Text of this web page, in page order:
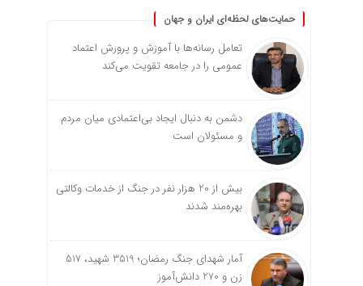
حمایت‌های لحظه‌ای ایران و جهان
تعامل رسانه‌ها با آموزش و پرورش اعتماد
عمومی را در جامعه تقویت می‌کند
دشمن به دنبال ایجاد بی‌اعتمادی میان مردم
و مسئولان است
بیش از 20 هزار نفر در جنگ از خدمات وکالتی
بهره‌مند شدند
آمار شهدای جنگ رمضان؛ 3519 شهید، 517
زن و 270 دانش‌آموز